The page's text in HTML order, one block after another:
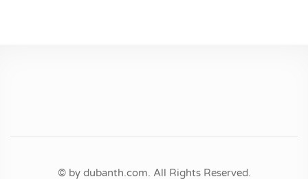
© by dubanth.com. All Rights Reserved.